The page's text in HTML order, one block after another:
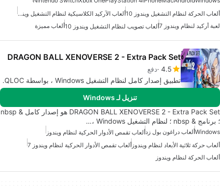
ألعاب الحركة لنظام التشغيل ويندوز 10
ألعاب الآركيد الكلاسيكية لنظام التشغيل ويندوز 10
لعبة أركيد لنظام ويندوز 7
ألعاب تصويب لنظام التشغيل ويندوز 10 ألعاب مميزة
DRAGON BALL XENOVERSE 2 - Extra Pack Set
4.5 دفع
تطبيق إصدار كامل لنظام التشغيل Windows ، بواسطة QLOC.
تنزيل لـ Windows
DRAGON BALL XENOVERSE 2 - Extra Pack Set هو إصدار كامل & nbsp
؛ برنامج & nbsp ؛ لنظام التشغيل Windows ،…
Windowsألعاب دراغون بول زدألعاب تقمص الأدوار الحركية لنظام ويندوز
ألعاب حركة ثلاثية الأبعاد لنظام ويندوز ألعاب تقمص الأدوار الحركية لنظام ويندوز 7
ألعاب الحركة لنظام ويندوز